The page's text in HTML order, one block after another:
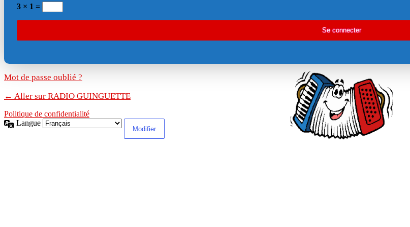
3 × 1 =
Mot de passe oublié ?
← Aller sur RADIO GUINGUETTE
Politique de confidentialité
Langue